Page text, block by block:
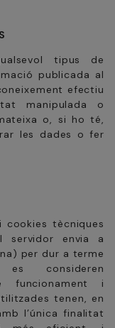
tipus de
publicada al
efectiu
manipulada o
o, si ho té,
les dades o fer
tècniques
servidor envia a
per dur a terme
consideren
funcionament i
tenen, en
l’única finalitat